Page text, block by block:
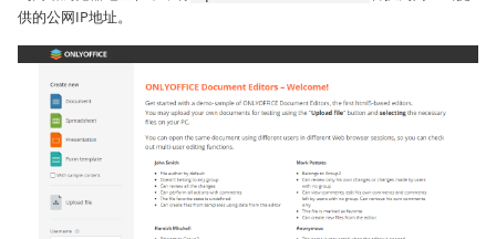
供的公网IP地址。